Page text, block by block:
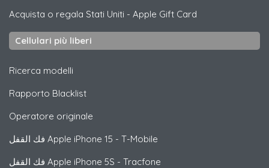
Acquista o regala Stati Uniti - Apple Gift Card
Cellulari più liberi
Ricerca modelli
Rapporto Blacklist
Operatore originale
Apple iPhone 15 - T-Mobile
Apple iPhone 5S - Tracfone